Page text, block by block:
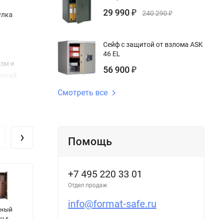
и
Оружейный
Сейф
›
29 990 ₽ 240 290₽
Сейф с защитой от взлома ASK
46 EL
56 900 ₽
Смотреть все
Помощь
+7 495 220 33 01
Отдел продаж
info@format-safe.ru